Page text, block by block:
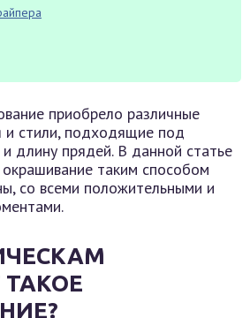
приобрело различные
и стили, подходящие под
длину прядей. В данной статье
таким способом
со всеми положительными и